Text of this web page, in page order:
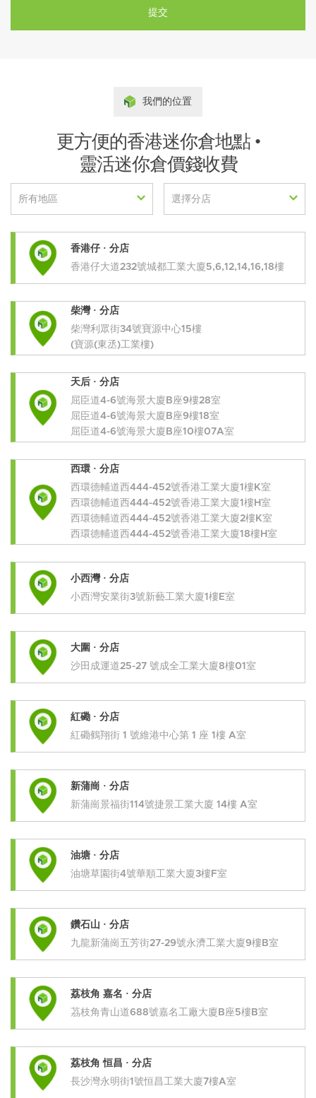
提交
我們的位置
更方便的香港迷你倉地點 •
靈活迷你倉價錢收費
所有地區 選擇分店
香港仔 · 分店
香港仔大道232號城都工業大廈5,6,12,14,16,18樓
柴灣 · 分店
柴灣利眾街34號寶源中心15樓
(寶源(東丞)工業樓)
天后 · 分店
屈臣道4-6號海景大廈B座9樓28室
屈臣道4-6號海景大廈B座9樓18室
屈臣道4-6號海景大廈B座10樓07A室
西環 · 分店
西環德輔道西444-452號香港工業大廈1樓K室
西環德輔道西444-452號香港工業大廈1樓H室
西環德輔道西444-452號香港工業大廈2樓K室
西環德輔道西444-452號香港工業大廈18樓H室
小西灣 · 分店
小西灣安業街3號新藝工業大廈1樓E室
大圍 · 分店
沙田成運道25-27 號成全工業大廈8樓01室
紅磡 · 分店
紅磡鶴翔街 1 號維港中心第 1 座 1樓 A室
新蒲崗 · 分店
新蒲崗景福街114號捷景工業大廈 14樓 A室
油塘 · 分店
油塘草園街4號華順工業大廈3樓F室
鑽石山 · 分店
九龍新蒲崗五芳街27-29號永濟工業大廈9樓B室
荔枝角 嘉名 · 分店
茘枝角青山道688號嘉名工廠大廈B座5樓B室
荔枝角 恒昌 · 分店
長沙灣永明街1號恒昌工業大廈7樓A室